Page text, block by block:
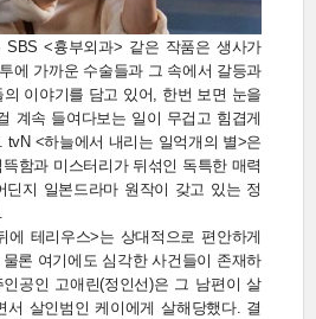
<흉부외과> 같은 작품은 생사가
에 가까운 수술들과 그 속에서 갈등과
이야기를 담고 있어, 한번 보면 눈을
계속 들여다보는 일이 무겁고 힘겹게
tvN <하늘에서 내리는 일억개의 별>은
함과 미스터리가 뒤섞인 독특한 매력
딘지 일본드라마 원작이 갖고 있는 정
테리우스>는 상대적으로 편안하게
론 여기에도 심각한 사건들이 존재하
공인 고애린(정인선)은 그 남편이 살
서 살인범인 케이에게 살해당했다. 결